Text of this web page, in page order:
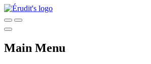
Main Menu